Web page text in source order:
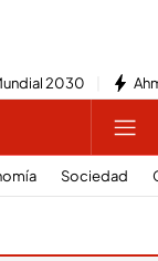
2030
Sociedad